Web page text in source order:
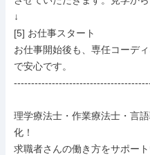
↓
[5] お仕事スタート
お仕事開始後も、専任コーデ
で安心です。
理学療法士・作業療法士・言
化！
求職者さんの働き方をサポート